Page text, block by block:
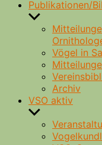
Publikationen/
Untermenü
anzeigen
Vögel in
Archiv
VSO aktiv
Untermenü
anzeigen